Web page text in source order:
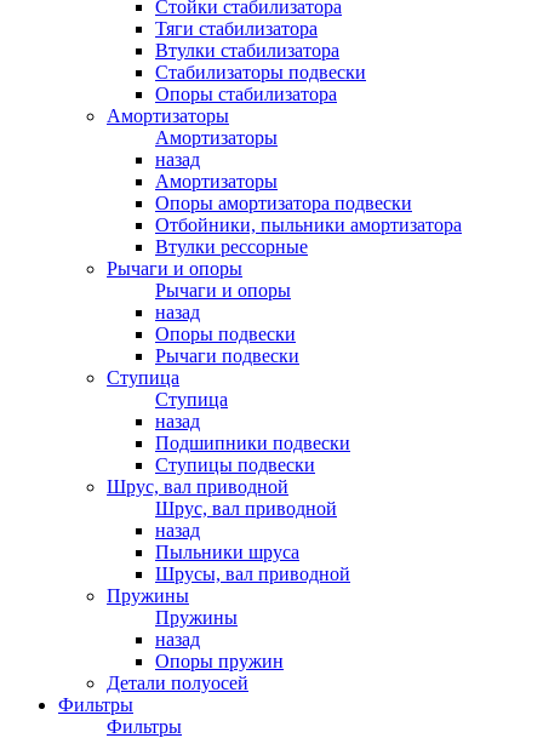
Стойки стабилизатора
Тяги стабилизатора
Втулки стабилизатора
Стабилизаторы подвески
Опоры стабилизатора
Амортизаторы
Амортизаторы
назад
Амортизаторы
Опоры амортизатора подвески
Отбойники, пыльники амортизатора
Втулки рессорные
Рычаги и опоры
Рычаги и опоры
назад
Опоры подвески
Рычаги подвески
Ступица
Ступица
назад
Подшипники подвески
Ступицы подвески
Шрус, вал приводной
Шрус, вал приводной
назад
Пыльники шруса
Шрусы, вал приводной
Пружины
Пружины
назад
Опоры пружин
Детали полуосей
Фильтры
Фильтры